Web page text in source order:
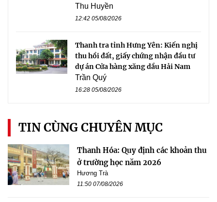
Thu Huyền
12:42 05/08/2026
Thanh tra tỉnh Hưng Yên: Kiến nghị
thu hồi đất, giấy chứng nhận đầu tư
dự án Cửa hàng xăng dầu Hải Nam
Trần Quý
16:28 05/08/2026
TIN CÙNG CHUYÊN MỤC
Thanh Hóa: Quy định các khoản thu
ở trường học năm 2026
Hương Trà
11:50 07/08/2026